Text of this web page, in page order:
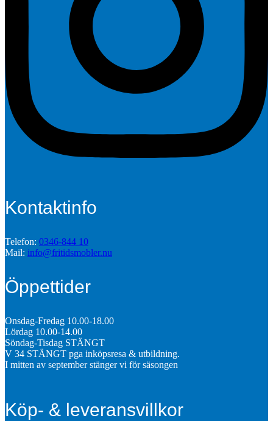
Kontaktinfo
Telefon: 0346-844 10
Mail: info@fritidsmobler.nu
Öppettider
Onsdag-Fredag 10.00-18.00
Lördag 10.00-14.00
Söndag-Tisdag STÄNGT
V 34 STÄNGT pga inköpsresa & utbildning.
I mitten av september stänger vi för säsongen
Köp- & leveransvillkor